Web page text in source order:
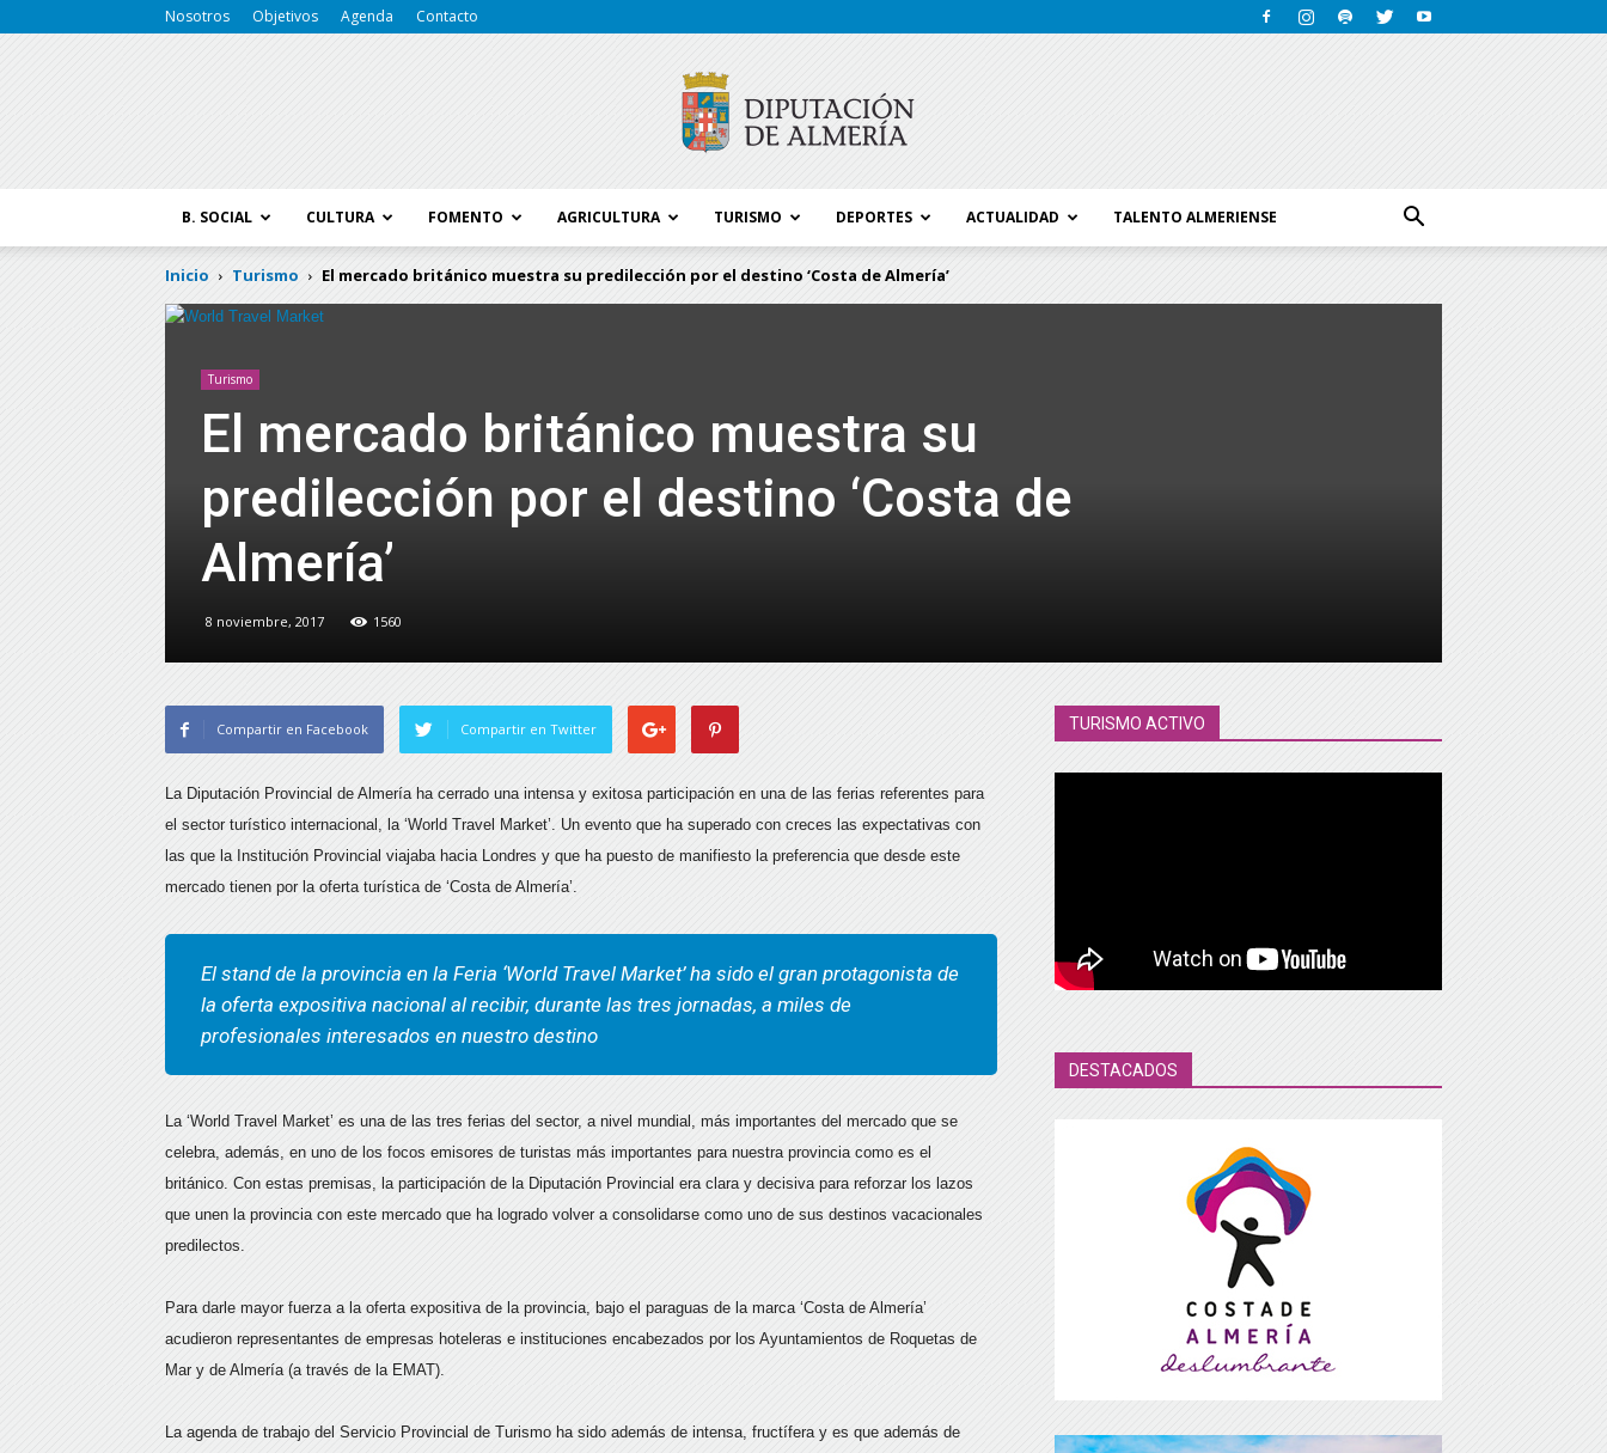
Nosotros Objetivos Agenda Contacto
B. SOCIAL CULTURA FOMENTO AGRICULTURA TURISMO DEPORTES ACTUALIDAD TALENTO ALMERIENSE
Inicio Turismo El mercado británico muestra su predilección por el destino ‘Costa de Almería’
Turismo
El mercado británico muestra su
predilección por el destino ‘Costa de
Almería’
8 noviembre, 2017 1560
Compartir en Facebook Compartir en Twitter
La Diputación Provincial de Almería ha cerrado una intensa y exitosa participación en una de las ferias referentes para
el sector turístico internacional, la ‘World Travel Market’. Un evento que ha superado con creces las expectativas con
las que la Institución Provincial viajaba hacia Londres y que ha puesto de manifiesto la preferencia que desde este
mercado tienen por la oferta turística de ‘Costa de Almería’.
El stand de la provincia en la Feria ‘World Travel Market’ ha sido el gran protagonista de
la oferta expositiva nacional al recibir, durante las tres jornadas, a miles de
profesionales interesados en nuestro destino
La ‘World Travel Market’ es una de las tres ferias del sector, a nivel mundial, más importantes del mercado que se
celebra, además, en uno de los focos emisores de turistas más importantes para nuestra provincia como es el
británico. Con estas premisas, la participación de la Diputación Provincial era clara y decisiva para reforzar los lazos
que unen la provincia con este mercado que ha logrado volver a consolidarse como uno de sus destinos vacacionales
predilectos.
Para darle mayor fuerza a la oferta expositiva de la provincia, bajo el paraguas de la marca ‘Costa de Almería’
acudieron representantes de empresas hoteleras e instituciones encabezados por los Ayuntamientos de Roquetas de
Mar y de Almería (a través de la EMAT).
La agenda de trabajo del Servicio Provincial de Turismo ha sido además de intensa, fructífera y es que además de
TURISMO ACTIVO
DESTACADOS